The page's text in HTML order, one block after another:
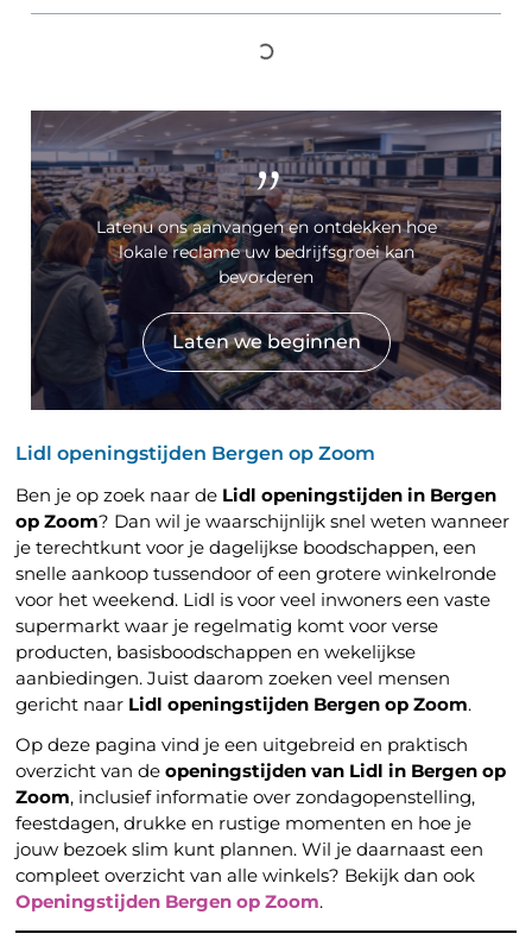
Lidl openingstijden Bergen op Zoom
Ben je op zoek naar de Lidl openingstijden in Bergen
op Zoom? Dan wil je waarschijnlijk snel weten wanneer
je terechtkunt voor je dagelijkse boodschappen, een
snelle aankoop tussendoor of een grotere winkelronde
voor het weekend. Lidl is voor veel inwoners een vaste
supermarkt waar je regelmatig komt voor verse
producten, basisboodschappen en wekelijkse
aanbiedingen. Juist daarom zoeken veel mensen
gericht naar Lidl openingstijden Bergen op Zoom.
Op deze pagina vind je een uitgebreid en praktisch
overzicht van deopeningstijden van Lidl in Bergen op
Zoom, inclusief informatie over zondagopenstelling,
feestdagen, drukke en rustige momenten en hoe je
jouw bezoek slim kunt plannen. Wil je daarnaast een
compleet overzicht van alle winkels? Bekijk dan ook
Openingstijden Bergen op Zoom.
"
Latenu ons aanvangen en ontdekken hoe
lokale reclame uw bedrijfsgroei kan
bevorderen
Laten we beginnen